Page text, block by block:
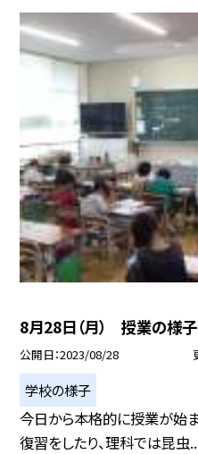
8月28日（月） 授業の様子
公開日 2023/08/28
学校の様子
今日から本格的に授業が始
復習をしたり、理科では昆虫